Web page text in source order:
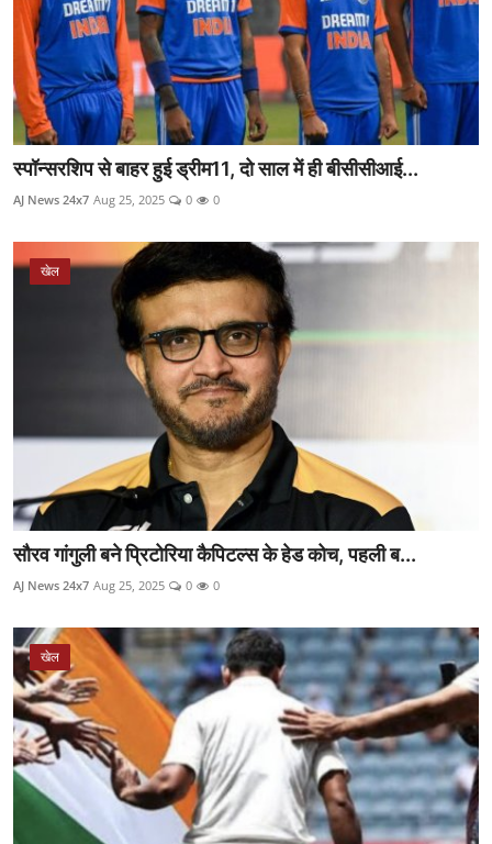
स्पॉन्सरशिप से बाहर हुई ड्रीम11, दो साल में ही बीसीसीआई...
AJ News 24x7 Aug 25, 2025 0 0
खेल
सौरव गांगुली बने प्रिटोरिया कैपिटल्स के हेड कोच, पहली ब...
AJ News 24x7 Aug 25, 2025 0 0
खेल